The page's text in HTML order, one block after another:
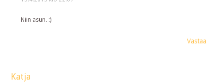
Niin asun. :)
Vastaa
Katja